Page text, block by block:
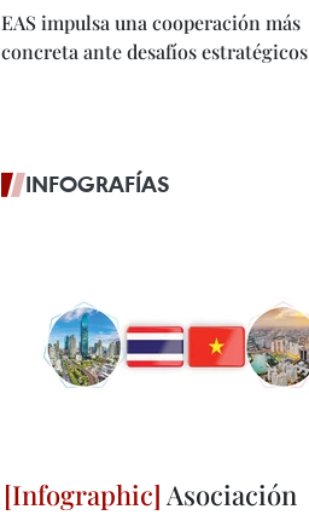
EAS impulsa una cooperación más
concreta ante desafíos estratégicos
INFOGRAFÍAS
Asociación